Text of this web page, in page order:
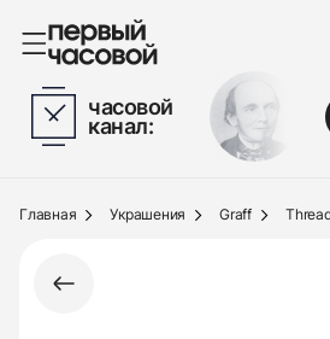
Часы
Украшения
Под заказ
Поиск по сайту
часовой
канал:
Главная Украшения Graff